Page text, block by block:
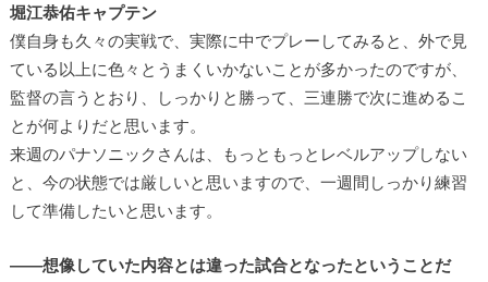
堀江恭佑キャプテン
僕自身も久々の実戦で、実際に中でプレーしてみると、外で見
ている以上に色々とうまくいかないことが多かったのですが、
監督の言うとおり、しっかりと勝って、三連勝で次に進めるこ
とが何よりだと思います。
来週のパナソニックさんは、もっともっとレベルアップしない
と、今の状態では厳しいと思いますので、一週間しっかり練習
して準備したいと思います。
――想像していた内容とは違った試合となったということだ